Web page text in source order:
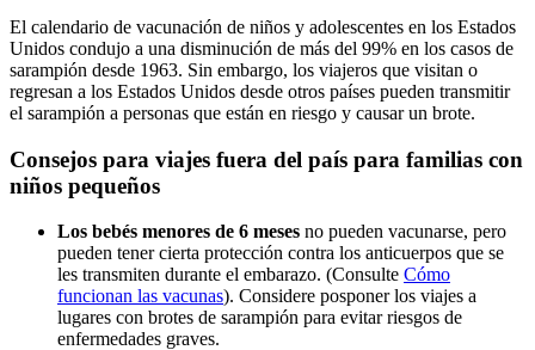
El calendario de vacunación de niños y adolescentes en los Estados
Unidos condujo a una disminución de más del 99% en los casos de
sarampión desde 1963. Sin embargo, los viajeros que visitan o
regresan a los Estados Unidos desde otros países pueden transmitir
el sarampión a personas que están en riesgo y causar un brote.
Consejos para viajes fuera del país para familias con
niños pequeños
Los bebés menores de 6 meses no pueden vacunarse, pero
pueden tener cierta protección contra los anticuerpos que se
les transmiten durante el embarazo. (Consulte Cómo
funcionan las vacunas). Considere posponer los viajes a
lugares con brotes de sarampión para evitar riesgos de
enfermedades graves.